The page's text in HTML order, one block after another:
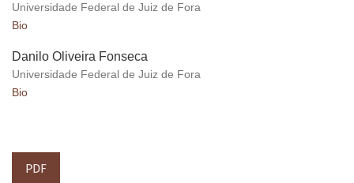
Universidade Federal de Juiz de Fora
Bio
Danilo Oliveira Fonseca
Universidade Federal de Juiz de Fora
Bio
PDF